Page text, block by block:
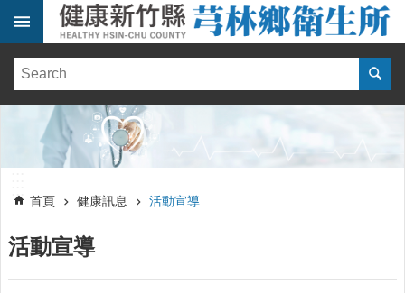
跳到主要內容區塊
健
訊
簡
便
首頁 健康訊息 活動宣導
活動宣導